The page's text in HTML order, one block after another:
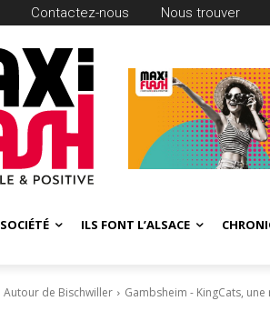
Contactez-nous Nous trouver
SOCIÉTÉ ILS FONT L’ALSACE
Autour de Bischwiller Gambsheim - KingCats,